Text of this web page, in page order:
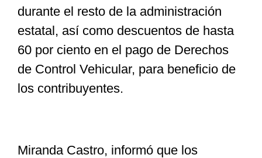
Opinión
Cultura
Nosotros
durante el resto de la administración
estatal, así como descuentos de hasta
60 por ciento en el pago de Derechos
de Control Vehicular, para beneficio de
los contribuyentes.
Miranda Castro, informó que los